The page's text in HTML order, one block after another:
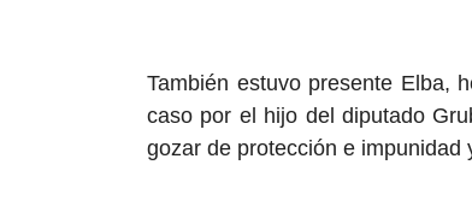
También estuvo presente Elba,
caso por el hijo del diputado
gozar de protección e impunidad